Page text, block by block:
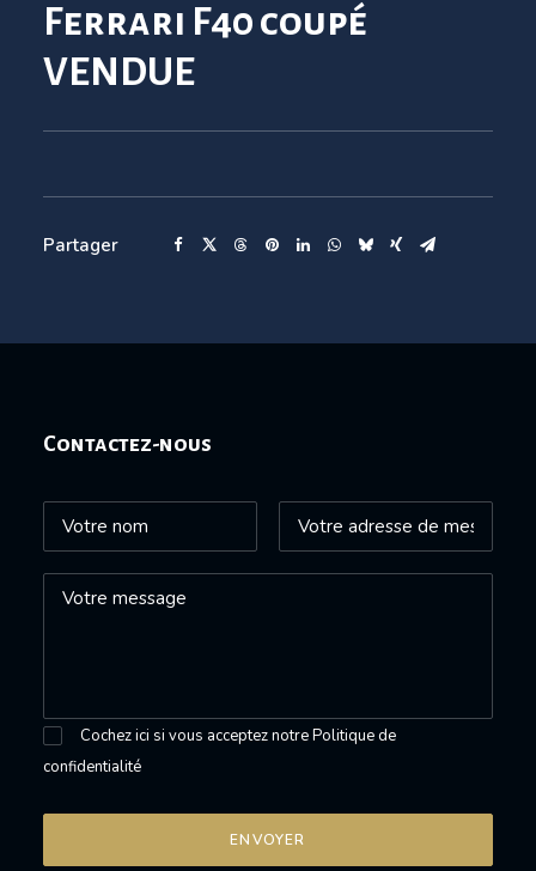
Ferrari F40 coupé
VENDUE
Partager
Contactez-nous
Cochez ici si vous acceptez notrePolitique de
confidentialité